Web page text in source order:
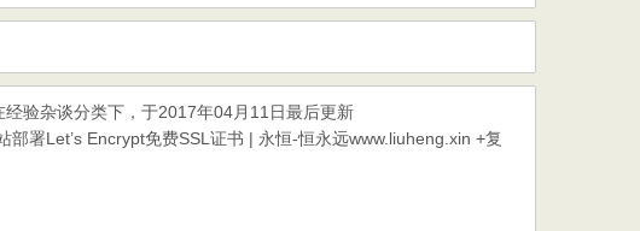
经验杂谈分类下，于2017年04月11日最后更新
部署Let’s Encrypt免费SSL证书 | 永恒-恒永远www.liuheng.xin +复